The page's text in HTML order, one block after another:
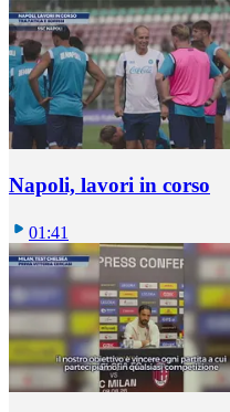
Napoli, lavori in corso
01:41